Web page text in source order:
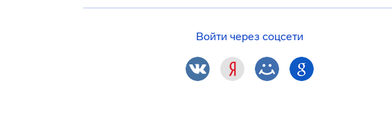
Войти через соцсети